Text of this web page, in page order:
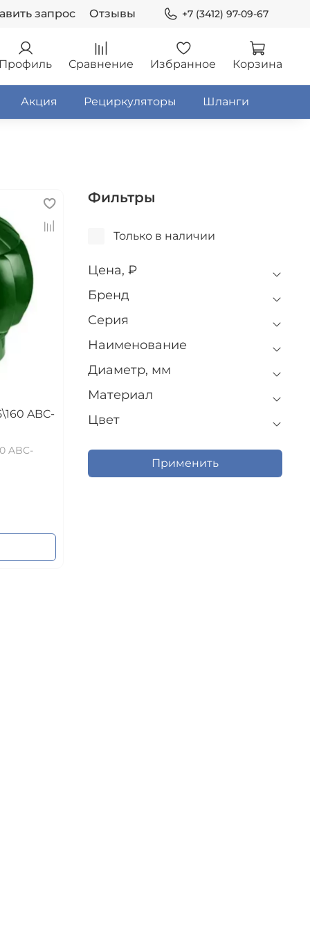
запрос Отзывы +7 (3412) 97-09-67
Сравнение Избранное Корзина
Акция Рециркуляторы Шланги
ABC-
ABC-
Фильтры
Только в наличии
Цена, ₽
Бренд
Серия
Наименование
Диаметр, мм
Материал
Цвет
Применить